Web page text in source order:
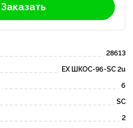
Заказать
28613
EX ШКОС-96-SC 2u
6
SC
2